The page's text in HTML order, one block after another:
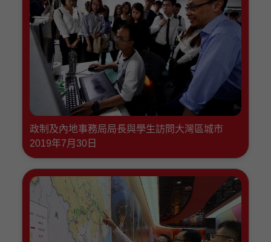
政制及內地事務局局長與學生訪問大灣區城市
2019年7月30日